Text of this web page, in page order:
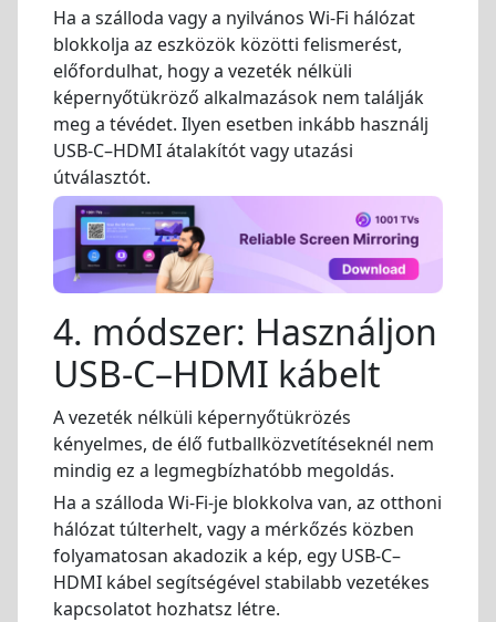
Ha a szálloda vagy a nyilvános Wi-Fi hálózat
blokkolja az eszközök közötti felismerést,
előfordulhat, hogy a vezeték nélküli
képernyőtükröző alkalmazások nem találják
meg a tévédet. Ilyen esetben inkább használj
USB-C–HDMI átalakítót vagy utazási
útválasztót.
4. módszer: Használjon
USB-C–HDMI kábelt
A vezeték nélküli képernyőtükrözés
kényelmes, de élő futballközvetítéseknél nem
mindig ez a legmegbízhatóbb megoldás.
Ha a szálloda Wi-Fi-je blokkolva van, az otthoni
hálózat túlterhelt, vagy a mérkőzés közben
folyamatosan akadozik a kép, egy USB-C–
HDMI kábel segítségével stabilabb vezetékes
kapcsolatot hozhatsz létre.